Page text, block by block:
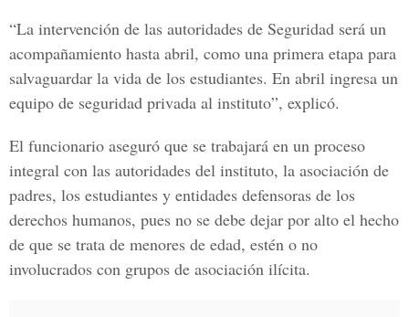
“La intervención de las autoridades de Seguridad será un
acompañamiento hasta abril, como una primera etapa para
salvaguardar la vida de los estudiantes. En abril ingresa un
equipo de seguridad privada al instituto”, explicó.
El funcionario aseguró que se trabajará en un proceso
integral con las autoridades del instituto, la asociación de
padres, los estudiantes y entidades defensoras de los
derechos humanos, pues no se debe dejar por alto el hecho
de que se trata de menores de edad, estén o no
involucrados con grupos de asociación ilícita.